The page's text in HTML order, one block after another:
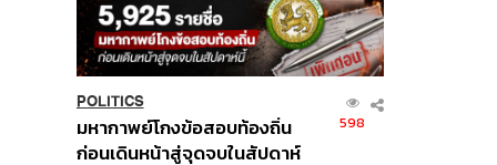
POLITICS
มหากาพย์โกงข้อสอบท้องถิ่น
ก่อนเดินหน้าสู่จุดจบในสัปดาห์
598